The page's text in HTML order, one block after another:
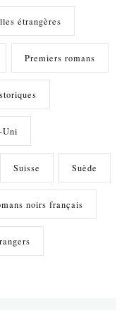
étrangères
Premiers romans
Uni
Suisse Suède
noirs français